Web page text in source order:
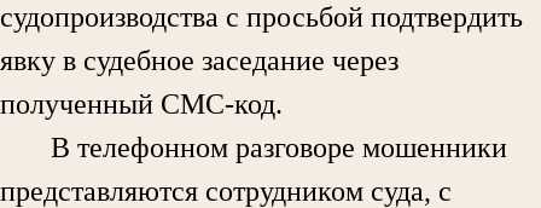
судопроизводства с просьбой подтвердить
явку в судебное заседание через
полученный СМС-код.
В телефонном разговоре мошенники
представляются сотрудником суда, с